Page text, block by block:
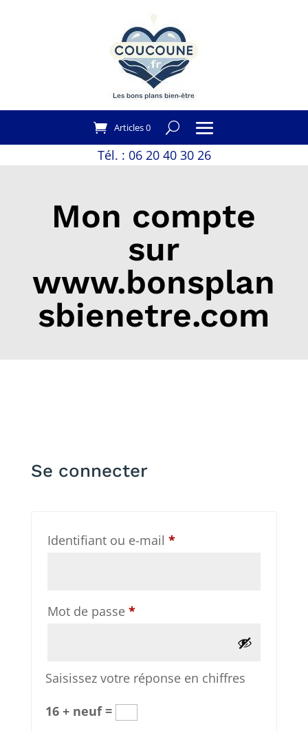
Articles 0
Tél. : 06 20 40 30 26
Mon compte
sur
www.bonsplan
sbienetre.com
Se connecter
Identifiant ou e-mail *Obligatoire
Mot de passe *Obligatoire
Saisissez votre réponse en chiffres
16 + neuf =